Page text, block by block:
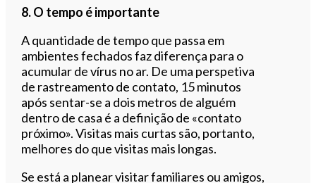
8. O tempo é importante
A quantidade de tempo que passa em
ambientes fechados faz diferença para o
acumular de vírus no ar. De uma perspetiva
de rastreamento de contato, 15 minutos
após sentar-se a dois metros de alguém
dentro de casa é a definição de «contato
próximo». Visitas mais curtas são, portanto,
melhores do que visitas mais longas.
Se está a planear visitar familiares ou amigos,